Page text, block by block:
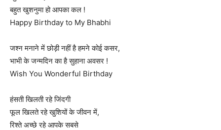
बहुत खुशनुमा हो आपका कल !
Happy Birthday to My Bhabhi
जश्न मनाने में छोड़ी नहीं है हमने कोई कसर,
भाभी के जन्मदिन का है सुहाना अवसर !
Wish You Wonderful Birthday
हंसती खिलती रहे जिंदगी
फूल खिलते रहे खुशियों के जीवन में,
रिश्ते अच्छे रहे आपके सबसे